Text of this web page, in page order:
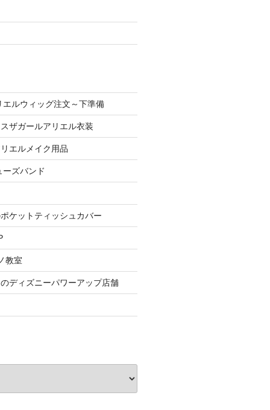
エルウィッグ注文～下準備
ザガールアリエル衣装
エルメイク用品
ズバンド
ケットティッシュカバー
教室
ディズニーパワーアップ店舗